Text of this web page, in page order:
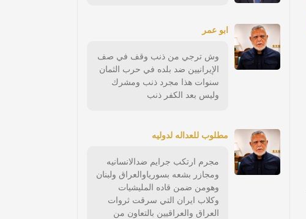
ابو عمر
وش ترجي من ذنب وقف في صف
الإيرانيين ضد بلده في حرب الثمان
سنوات هذا مجرد ذنب ومشرك
وليس بعد الكفر ذنب
مطلوب للعداله لدوليه
مجرم ارتكب جرايم ضدالانسانيه
ومجازر بشعه بسورياوالعراق ولبنان
وهومن ضمن قاده المليشيات
وكلاب ايران التي سرقت ثروات
العراق والعراقيين بالتعاون من